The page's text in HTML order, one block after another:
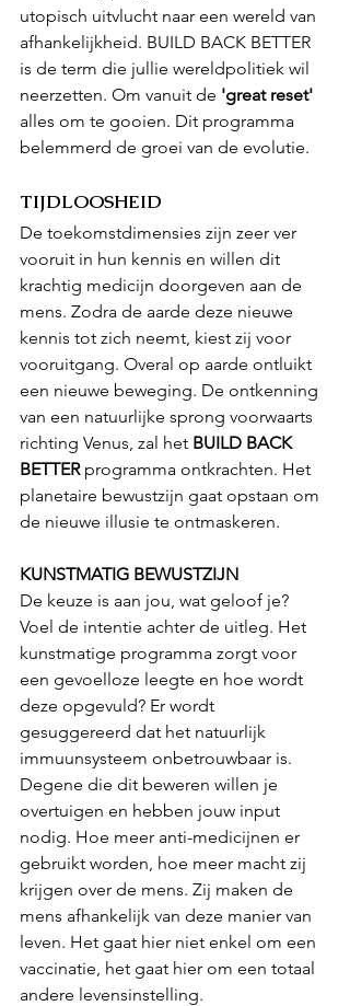
utopisch uitvlucht naar een wereld van
afhankelijkheid. BUILD BACK BETTER
is de term die jullie wereldpolitiek wil
neerzetten. Om vanuit de 'great reset'
alles om te gooien. Dit programma
belemmerd de groei van de evolutie.
TIJDLOOSHEID
De toekomstdimensies zijn zeer ver
vooruit in hun kennis en willen dit
krachtig medicijn doorgeven aan de
mens. Zodra de aarde deze nieuwe
kennis tot zich neemt, kiest zij voor
vooruitgang. Overal op aarde ontluikt
een nieuwe beweging. De ontkenning
van een natuurlijke sprong voorwaarts
richting Venus, zal het BUILD BACK
BETTER programma ontkrachten. Het
planetaire bewustzijn gaat opstaan om
de nieuwe illusie te ontmaskeren.
KUNSTMATIG BEWUSTZIJN
De keuze is aan jou, wat geloof je?
Voel de intentie achter de uitleg. Het
kunstmatige programma zorgt voor
een gevoelloze leegte en hoe wordt
deze opgevuld? Er wordt
gesuggereerd dat het natuurlijk
immuunsysteem onbetrouwbaar is.
Degene die dit beweren willen je
overtuigen en hebben jouw input
nodig. Hoe meer anti-medicijnen er
gebruikt worden, hoe meer macht zij
krijgen over de mens. Zij maken de
mens afhankelijk van deze manier van
leven. Het gaat hier niet enkel om een
vaccinatie, het gaat hier om een totaal
andere levensinstelling.